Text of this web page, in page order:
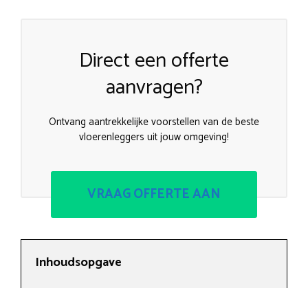
Direct een offerte
aanvragen?
Ontvang aantrekkelijke voorstellen van de beste
vloerenleggers uit jouw omgeving!
VRAAG OFFERTE AAN
Inhoudsopgave